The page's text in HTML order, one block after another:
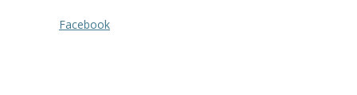
Facebook